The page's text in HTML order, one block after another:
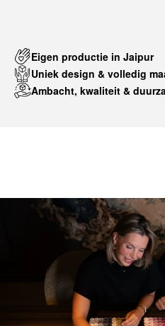
Eigen productie in Jaipur
Uniek design & volledig
Ambacht, kwaliteit &